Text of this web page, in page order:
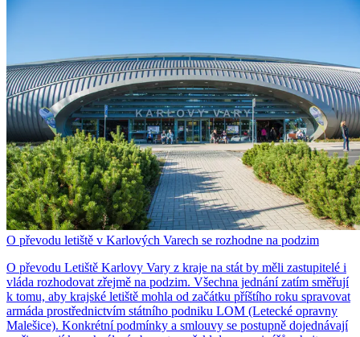
O převodu letiště v Karlových Varech se rozhodne na podzim
O převodu Letiště Karlovy Vary z kraje na stát by měli zastupitelé i
vláda rozhodovat zřejmě na podzim. Všechna jednání zatím směřují
k tomu, aby krajské letiště mohla od začátku příštího roku spravovat
armáda prostřednictvím státního podniku LOM (Letecké opravny
Malešice). Konkrétní podmínky a smlouvy se postupně dojednávají